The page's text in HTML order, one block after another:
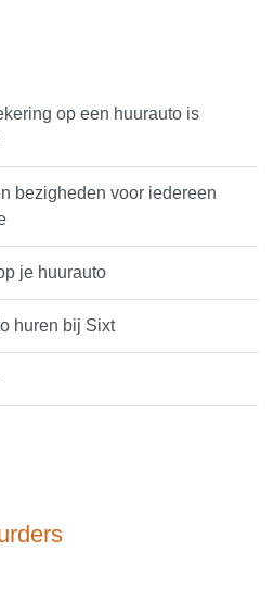
op een huurauto is
bezigheden voor iedereen
je huurauto
huren bij Sixt